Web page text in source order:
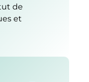
de
et